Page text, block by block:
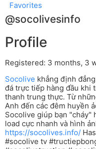
Favorites
@socolivesinfo
Profile
Registered: 3 months, 3
Socolive khẳng định
đá trực tiếp hàng đầu khi
thanh trung thực. Từ
Anh đến các đêm huyền
Socolive giúp bạn "cháy"
load cực nhanh và hình
https://socolives.info/
#socolive tv